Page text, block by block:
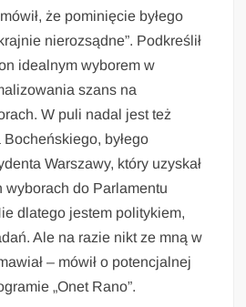
że pominięcie byłego
nierozsądne”. Podkreślił
idealnym wyborem w
szans na
W puli nadal jest też
byłego
Warszawy, który uzyskał
wyborach do Parlamentu
dlatego jestem politykiem,
Ale na razie nikt ze mną w
– mówił o potencjalnej
„Onet Rano”.